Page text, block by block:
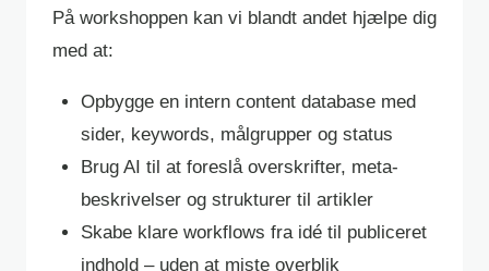
På workshoppen kan vi blandt andet hjælpe dig
med at:
Opbygge en intern content database med
sider, keywords, målgrupper og status
Brug AI til at foreslå overskrifter, meta-
beskrivelser og strukturer til artikler
Skabe klare workflows fra idé til publiceret
indhold – uden at miste overblik